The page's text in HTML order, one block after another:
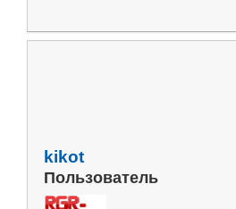
kikot
Пользователь